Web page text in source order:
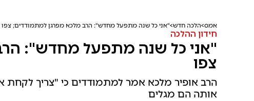
אמס הלכה חדש "אני כל שנה מתפעל מחדש": הרב מלכא מפרגן למתמודדים; צפו
חידון ההלכה
"אני כל שנה מתפעל מחדש":
צפו
הרב אופיר מלכא אמר למתמודדים כי "צריך לקחת
אותה הם מגלים